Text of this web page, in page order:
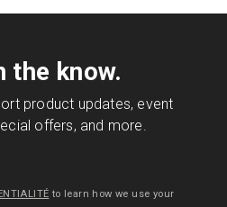
the know.
product updates, event
offers, and more.
to learn how we use your